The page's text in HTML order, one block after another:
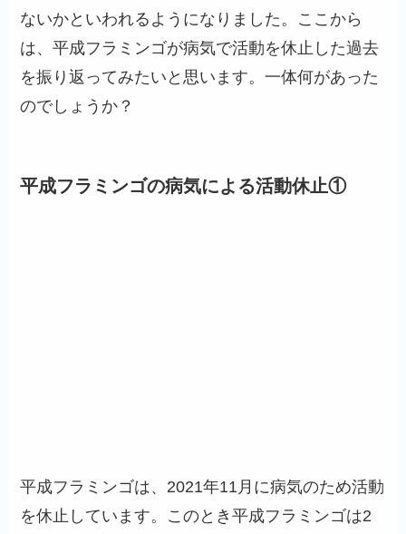
ないかといわれるようになりました。ここから
は、平成フラミンゴが病気で活動を休止した過去
を振り返ってみたいと思います。一体何があった
のでしょうか？
平成フラミンゴの病気による活動休止①
平成フラミンゴは、2021年11月に病気のため活動
を休止しています。このとき平成フラミンゴは2